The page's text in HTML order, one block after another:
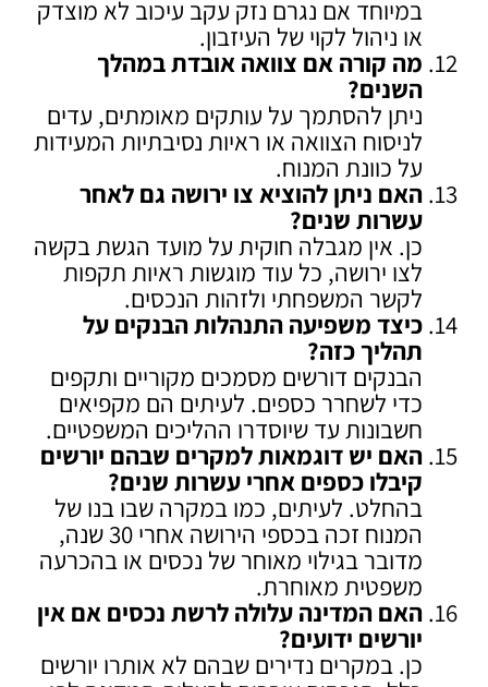
במיוחד אם נגרם נזק עקב עיכוב לא מוצדק
או ניהול לקוי של העיזבון.
מה קורה אם צוואה אובדת במהלך
השנים?
ניתן להסתמך על עותקים מאומתים, עדים
לניסוח הצוואה או ראיות נסיבתיות המעידות
על כוונת המנוח.
האם ניתן להוציא צו ירושה גם לאחר
עשרות שנים?
כן. אין מגבלה חוקית על מועד הגשת בקשה
לצו ירושה, כל עוד מוגשות ראיות תקפות
לקשר המשפחתי ולזהות הנכסים.
כיצד משפיעה התנהלות הבנקים על
תהליך כזה?
הבנקים דורשים מסמכים מקוריים ותקפים
כדי לשחרר כספים. לעיתים הם מקפיאים
חשבונות עד שיוסדרו ההליכים המשפטיים.
האם יש דוגמאות למקרים שבהם יורשים
קיבלו כספים אחרי עשרות שנים?
בהחלט. לעיתים, כמו במקרה שבו בנו של
המנוח זכה בכספי הירושה אחרי 30 שנה,
מדובר בגילוי מאוחר של נכסים או בהכרעה
משפטית מאוחרת.
האם המדינה עלולה לרשת נכסים אם אין
יורשים ידועים?
כן. במקרים נדירים שבהם לא אותרו יורשים